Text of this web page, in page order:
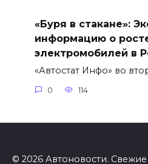
«Буря в стакане»:
информацию о
электромобилей в
«Автостат Инфо» во
0 114
© 2026 Автоновости.